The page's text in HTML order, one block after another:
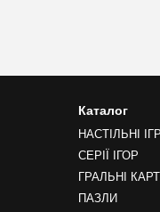
Каталог
НАСТІЛЬНІ
СЕРІЇ ІГОР
ГРАЛЬНІ
ПАЗЛИ